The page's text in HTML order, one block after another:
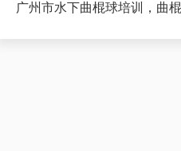
广州市水下曲棍球培训，曲